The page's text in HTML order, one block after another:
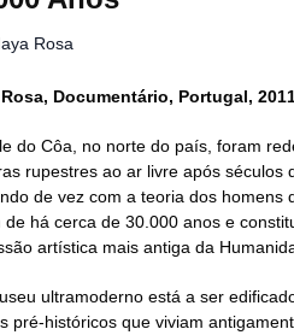
Rosa
Documentário, Portugal,
do Côa, no norte do país, foram
rupestres ao ar livre após séculos
de vez com a teoria dos homens
de há cerca de 30.000 anos e
artística mais antiga da
ultramoderno está a ser
pré-históricos que viviam